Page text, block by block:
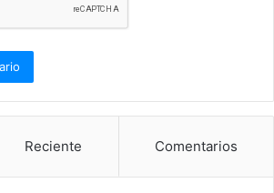
Reciente Comentarios